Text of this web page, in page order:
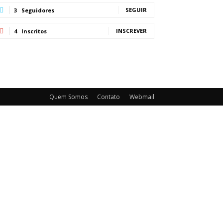
3 Seguidores SEGUIR
4 Inscritos INSCREVER
Quem Somos Contato Webmail